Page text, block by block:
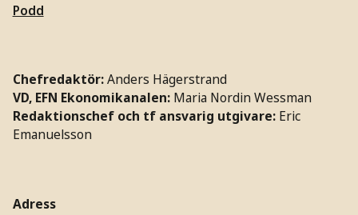
Podd
Chefredaktör:Anders Hägerstrand
VD, EFN Ekonomikanalen: Maria Nordin Wessman
Redaktionschef och tf ansvarig utgivare: Eric
Emanuelsson
Adress